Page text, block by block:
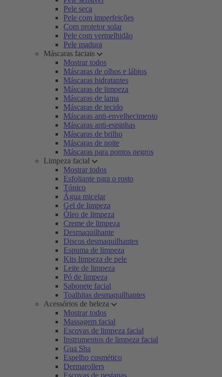
Pele seca
Pele com imperfeições
Com protetor solar
Pele com vermelhidão
Pele madura
Máscaras faciais
Mostrar todos
Máscaras de olhos e lábios
Máscaras hidratantes
Máscaras de limpeza
Máscaras de lama
Máscaras de tecido
Máscaras anti-envelhecimento
Máscaras anti-espinhas
Máscaras de brilho
Máscaras de noite
Máscaras para pontos negros
Limpeza facial
Mostrar todos
Esfoliante para o rosto
Tónico
Água micelar
Gel de limpeza
Óleo de limpeza
Creme de limpeza
Desmaquilhante
Discos desmaquilhantes
Espuma de limpeza
Kits limpeza de pele
Leite de limpeza
Pó de limpeza
Sabonete facial
Toalhitas desmaquilhantes
Acessórios de beleza
Mostrar todos
Massagem facial
Escovas de limpeza facial
Instrumentos de limpeza facial
Gua Sha
Espelho cosmético
Dermarollers
Escovas de pestanas